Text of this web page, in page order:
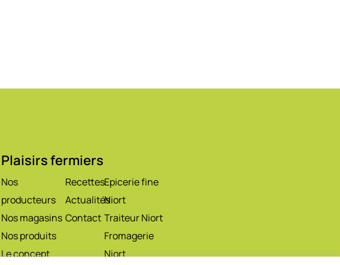
Plaisirs fermiers
Nos
producteurs
Nos magasins
Nos produits
Le concept
Recettes
Actualités
Contact
Epicerie fine
Niort
Traiteur Niort
Fromagerie
Niort